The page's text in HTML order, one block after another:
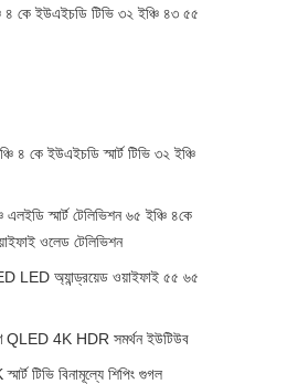
৪ কে ইউএইচডি টিভি ৩২ ইঞ্চি ৪৩ ৫৫
৪ কে ইউএইচডি স্মার্ট টিভি ৩২ ইঞ্চি
স্মার্ট টেলিভিশন ৬৫ ইঞ্চি ৪কে
ওলেড টেলিভিশন
LED LED অ্যান্ড্রয়েড ওয়াইফাই ৫৫ ৬৫
QLED 4K HDR সমর্থন ইউটিউব
টিভি বিনামূল্যে শিপিং গুগল